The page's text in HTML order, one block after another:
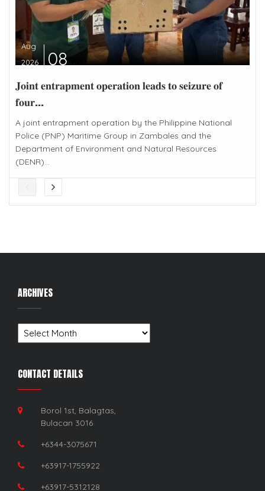
Aug
2026
08
𝐉𝐨𝐢𝐧𝐭 𝐞𝐧𝐭𝐫𝐚𝐩𝐦𝐞𝐧𝐭 𝐨𝐩𝐞𝐫𝐚𝐭𝐢𝐨𝐧 𝐥𝐞𝐚𝐝𝐬 𝐭𝐨 𝐬𝐞𝐢𝐳𝐮𝐫𝐞 𝐨𝐟
𝐟𝐨𝐮𝐫...
A joint entrapment operation by the Philippine National
Police (PNP) Maritime Group in Zambales and the
Department of Environment and Natural Resources
(DENR)...
ARCHIVES
Archives
CONTACT DETAILS
Borol 1st, Balagtas,
Bulacan 3016
+6344-3075671
+63917-1755922
+63917-5312128